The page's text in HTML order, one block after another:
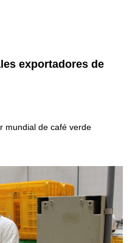
exportadores de
mundial de café verde